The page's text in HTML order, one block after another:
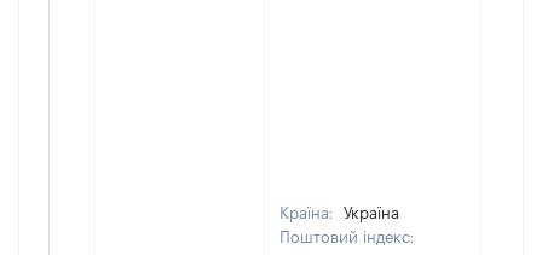
Країна:
Україна
Поштовий індекс: